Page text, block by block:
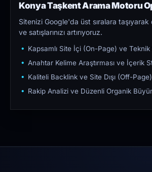
Konya Taşkent Arama Motoru
Sitenizi Google'da üst sıralara
ve satışlarınızı artırıyoruz.
Kapsamlı Site İçi (On-Page) ve Teknik
Anahtar Kelime Araştırması ve İçerik
Kaliteli Backlink ve Site Dışı (Off-
Rakip Analizi ve Düzenli Organik